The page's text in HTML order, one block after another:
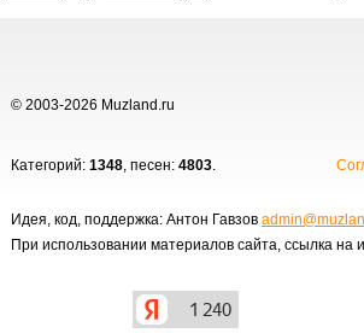
© 2003-2026 Muzland.ru
Категорий: 1348, песен: 4803.
Идея, код, поддержка: Антон Гавзов
При использовании материалов сайта, ссылка на